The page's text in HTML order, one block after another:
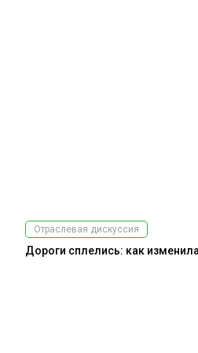
Отраслевая дискуссия
Дороги сплелись: как